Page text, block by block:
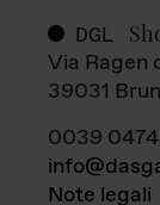
DGL
Via Ragen
39031
0039 0474
Note legali